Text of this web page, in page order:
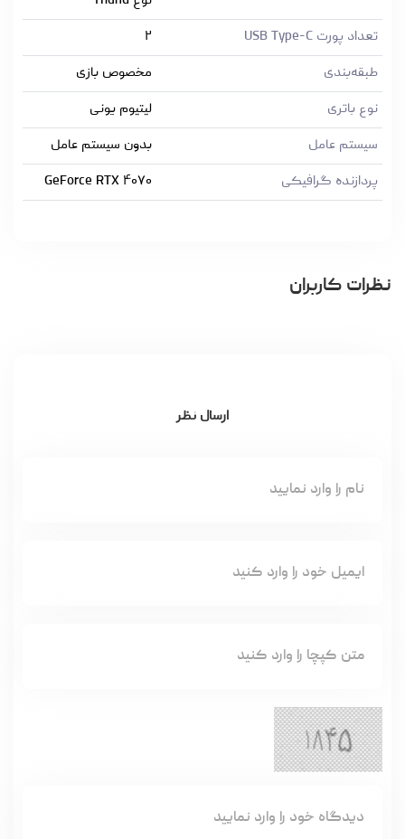
تعداد پورت USB Type-C
۲
طبقه‌بندی
مخصوص بازی
نوع باتری
لیتیوم یونی
سیستم عامل
بدون سیستم عامل
پردازنده گرافیکی
GeForce RTX ۴۰۷۰
نظرات کاربران
ارسال نظر